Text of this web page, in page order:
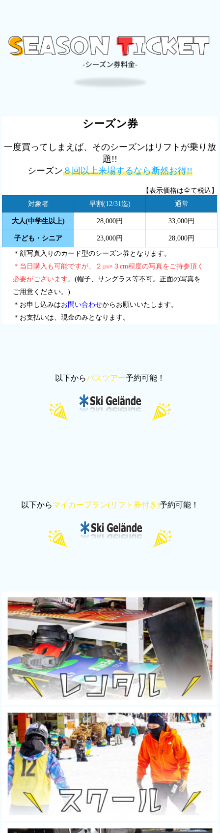
シーズン券
一度買ってしまえば、そのシーズンはリフトが乗り放
題!!
シーズン８回以上来場するなら断然お得!!
【表示価格は全て税込】
対象者
早割(12/31迄) 通常
大人(中学生以上) 28,000円 33,000円
子ども・シニア 23,000円 28,000円
＊顔写真入りのカード型のシーズン券となります。
＊当日購入も可能ですが、２㎝×３cm程度の写真をご持参頂く
必要がございます。(帽子、サングラス等不可。正面の写真を
ご用意ください。)
＊お申し込みはお問い合わせからお願いいたします。
＊お支払いは、現金のみとなります。
以下からバスツアー予約可能！
以下からマイカープラン(リフト券付き)予約可能！